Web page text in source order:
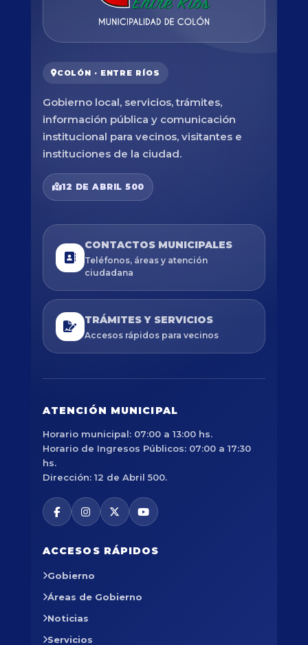
COLÓN · ENTRE RÍOS
Gobierno local, servicios, trámites,
información pública y comunicación
institucional para vecinos, visitantes e
instituciones de la ciudad.
12 DE ABRIL 500
CONTACTOS MUNICIPALES
Teléfonos, áreas y atención
ciudadana
TRÁMITES Y SERVICIOS
Accesos rápidos para vecinos
ATENCIÓN MUNICIPAL
Horario municipal: 07:00 a 13:00 hs.
Horario de Ingresos Públicos: 07:00 a 17:30
hs.
Dirección: 12 de Abril 500.
ACCESOS RÁPIDOS
Gobierno
Áreas de Gobierno
Noticias
Servicios